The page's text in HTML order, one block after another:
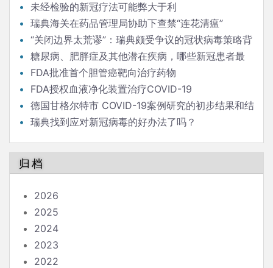
未经检验的新冠疗法可能弊大于利
瑞典海关在药品管理局协助下查禁“连花清瘟”
“关闭边界太荒谬”：瑞典颇受争议的冠状病毒策略背
后的流行病学家
糖尿病、肥胖症及其他潜在疾病，哪些新冠患者最
危险？
FDA批准首个胆管癌靶向治疗药物
FDA授权血液净化装置治疗COVID-19
德国甘格尔特市 COVID-19案例研究的初步结果和结
论 瑞典找到应对新冠病毒的好办法了吗？
归档
2026
2025
2024
2023
2022